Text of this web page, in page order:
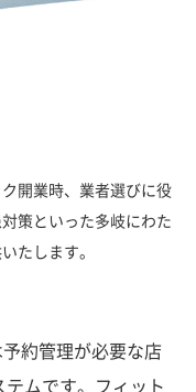
開業時、業者選びに役
策といった多岐にわた
たします。
予約管理が必要な店
ムです。フィット